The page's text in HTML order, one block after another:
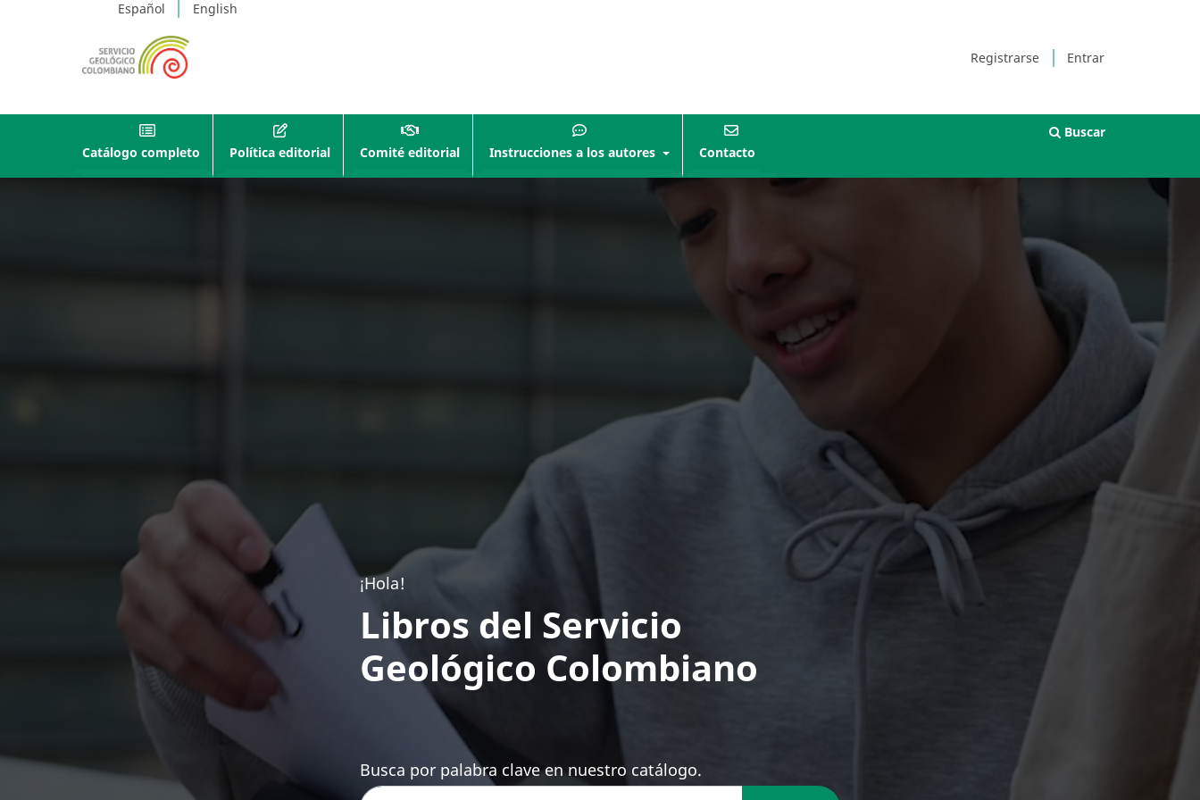
Español English
Registrarse Entrar
Catálogo completo Política editorial Comité editorial Instrucciones a los autores Contacto
Buscar
¡Hola!
Libros del Servicio
Geológico Colombiano
Busca por palabra clave en nuestro catálogo.